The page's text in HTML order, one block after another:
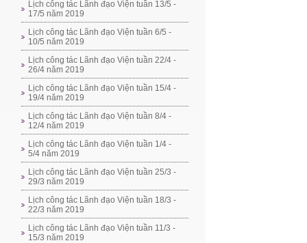
Lịch công tác Lãnh đạo Viện tuần 13/5 -
17/5 năm 2019
Lịch công tác Lãnh đạo Viện tuần 6/5 -
10/5 năm 2019
Lịch công tác Lãnh đạo Viện tuần 22/4 -
26/4 năm 2019
Lịch công tác Lãnh đạo Viện tuần 15/4 -
19/4 năm 2019
Lịch công tác Lãnh đạo Viện tuần 8/4 -
12/4 năm 2019
Lịch công tác Lãnh đạo Viện tuần 1/4 -
5/4 năm 2019
Lịch công tác Lãnh đạo Viện tuần 25/3 -
29/3 năm 2019
Lịch công tác Lãnh đạo Viện tuần 18/3 -
22/3 năm 2019
Lịch công tác Lãnh đạo Viện tuần 11/3 -
15/3 năm 2019